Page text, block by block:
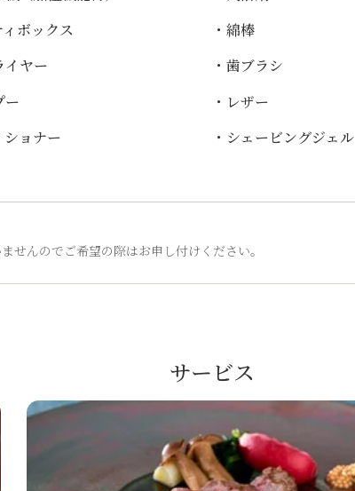
ィボックス
イヤー
ー
ショナー
・綿棒
・歯ブラシ
・レザー
・シェービングジェル
せんのでご希望の際はお申し付けください。
サービス